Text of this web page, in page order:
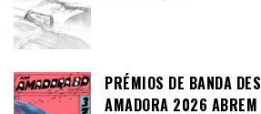
PRÉMIOS DE BANDA
AMADORA 2026 ABREM